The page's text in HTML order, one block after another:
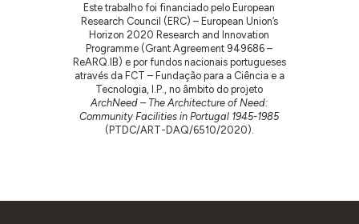
Este trabalho foi financiado pelo European
Research Council (ERC) – European Union’s
Horizon 2020 Research and Innovation
Programme (Grant Agreement 949686 –
ReARQ.IB) e por fundos nacionais portugueses
através da FCT – Fundação para a Ciência e a
Tecnologia, I.P., no âmbito do projeto
ArchNeed – The Architecture of Need:
Community Facilities in Portugal 1945-1985
(PTDC/ART-DAQ/6510/2020).